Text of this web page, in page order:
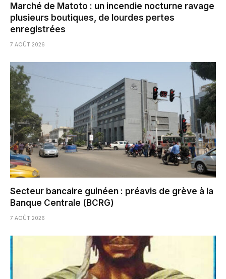
Marché de Matoto : un incendie nocturne ravage
plusieurs boutiques, de lourdes pertes
enregistrées
7 AOÛT 2026
Secteur bancaire guinéen : préavis de grève à la
Banque Centrale (BCRG)
7 AOÛT 2026